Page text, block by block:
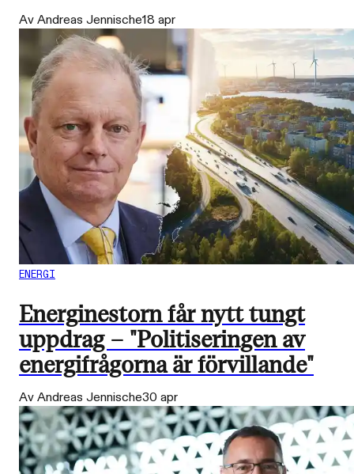
Av Andreas Jennische18 apr
ENERGI
Energinestorn får nytt tungt
uppdrag – "Politiseringen av
energifrågorna är förvillande"
Av Andreas Jennische30 apr